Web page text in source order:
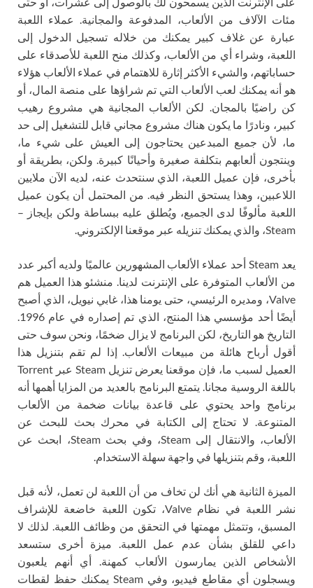
مئات الآلاف من الألعاب، المدفوعة والمجانية. عملاء اللعبة
عبارة عن غلاف كبير يمكنك من خلاله تسجيل الدخول إلى
اللعبة، وشراء أي من الألعاب، وكذلك منح اللعبة للأصدقاء على
حساباتهم، والشيء الأكثر إثارة للاهتمام في عملاء الألعاب هؤلاء
هو أنه يمكنك لعب الألعاب التي تم شراؤها على منصة المال، أو
كن راضيًا بالمجان. لكن الألعاب المجانية هي مشروع رهيب
كبير، ونادرًا ما يكون هناك مشروع مجاني قابل للتشغيل إلى حد
ما، لأن جميع المبدعين يحتاجون إلى العيش على شيء ما،
وينتجون ألعابهم بتكلفة صغيرة وأحيانًا كبيرة. ولكن، بطريقة أو
بأخرى، فإن عميل اللعبة، الذي سنتحدث عنه، لديه الآن ملايين
اللاعبين، وهذا يستحق النظر فيه. من المحتمل أن يكون عميل
اللعبة مألوفًا لدى الجميع، ويُطلق عليه ببساطة ولكن بإيجاز –
Steam، والذي يمكنك تنزيله عبر موقعنا الإلكتروني.
يعد Steam أحد عملاء الألعاب المشهورين عالميًا ولديه أكبر عدد
من الألعاب المتوفرة على الإنترنت لدينا. منشئو هذا العميل هم
Valve، ومديره الرئيسي، حتى يومنا هذا، غابي نيويل، الذي أصبح
أيضًا أحد مؤسسي هذا المنتج، الذي تم إصداره في عام 1996.
التاريخ هو التاريخ، لكن البرنامج لا يزال ضخمًا، ونحن سوف حتى
أقول أرباح هائلة من مبيعات الألعاب. إذا لم تقم بتنزيل هذا
العميل لسبب ما، فإن موقعنا يعرض تنزيل Steam عبر Torrent
باللغة الروسية مجانا. يتمتع البرنامج بالعديد من المزايا أهمها أنه
برنامج واحد يحتوي على قاعدة بيانات ضخمة من الألعاب
المتنوعة. لا تحتاج إلى الكتابة في محرك بحث للبحث عن
الألعاب، والانتقال إلى Steam، وفي بحث Steam، ابحث عن
اللعبة، وقم بتنزيلها في واجهة سهلة الاستخدام.
الميزة الثانية هي أنك لن تخاف من أن اللعبة لن تعمل، لأنه قبل
نشر اللعبة في نظام Valve، تكون اللعبة خاضعة للإشراف
المسبق، وتتمثل مهمتها في التحقق من وظائف اللعبة. لذلك لا
داعي للقلق بشأن عدم عمل اللعبة. ميزة أخرى ستسعد
الأشخاص الذين يمارسون الألعاب كمهنة. أي أنهم يلعبون
ويسجلون أي مقاطع فيديو، وفي Steam يمكنك حفظ لقطات